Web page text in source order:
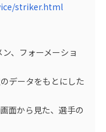
striker.html
、フォーメーショ
データをもとにした
面から見た、選手の